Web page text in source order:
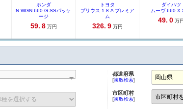
ホンダ
N-WGN 660 G SSパッケ
ージ
59. 8 万円
トヨタ
プリウス 1.8 A プレミア
ム
326. 9 万円
ダイハツ
ムーヴ 660 X
49. 0 万
都道府県
[複数検索]
市区町村
[複数検索]